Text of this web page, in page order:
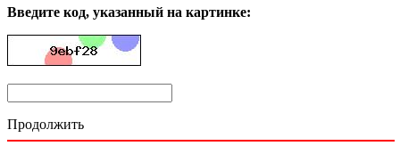
Введите код, указанный на картинке:
Продолжить